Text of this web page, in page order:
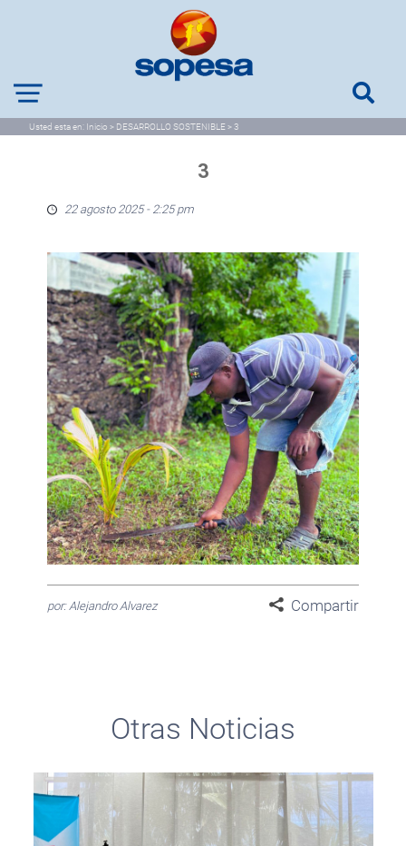
Usted esta en: Inicio > DESARROLLO SOSTENIBLE> 3
3
22 agosto 2025 - 2:25 pm
por: Alejandro Alvarez Compartir
Otras Noticias